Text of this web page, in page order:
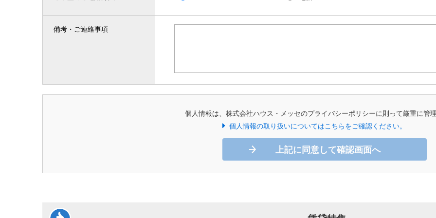
備考・ご連絡事項
個人情報は、株式会社ハウス・メッセのプライバシーポリシーに則って厳重に管理
個人情報の取り扱いについてはこちらをご確認ください。
上記に同意して確認画面へ